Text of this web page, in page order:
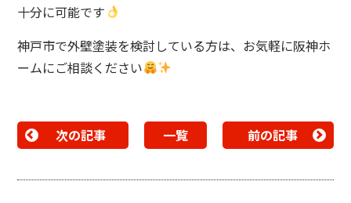
十分に可能です
神戸市で外壁塗装を検討している方は、お気軽に阪神ホ
ームにご相談ください
次の記事 一覧 前の記事